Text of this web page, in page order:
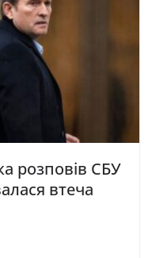
розповів СБУ
втеча